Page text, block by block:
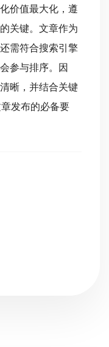
价值最大化，遵
关键。文章作为
需符合搜索引擎
参与排序。因
晰，并结合关键
发布的必备要